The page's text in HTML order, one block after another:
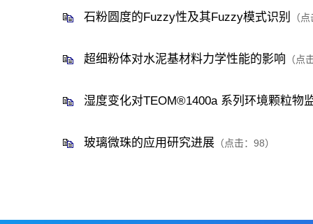
石粉圆度的Fuzzy性及其Fuzzy模式识别 （
超细粉体对水泥基材料力学性能的影响 （点
湿度变化对TEOM®1400a 系列环境颗粒物
玻璃微珠的应用研究进展 （点击： 98）